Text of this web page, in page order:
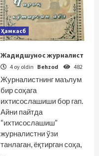
Ҳамкасб
Жадидшунос журналист
4 oy oldin Behzod 482
Журналистнинг маълум
бир соҳага
ихтисослашиши бор гап.
Айни пайтда
“ихтисослашиш”
журналистни ўзи
танлаган, ёқтирган соҳа,